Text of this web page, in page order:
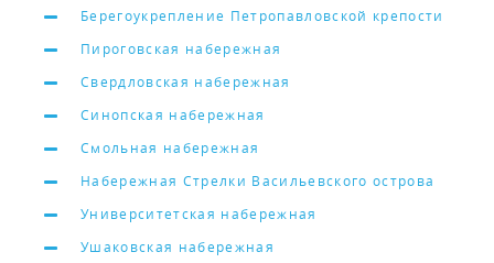
Берегоукрепление Петропавловской крепости
Пироговская набережная
Свердловская набережная
Синопская набережная
Смольная набережная
Набережная Стрелки Васильевского острова
Университетская набережная
Ушаковская набережная